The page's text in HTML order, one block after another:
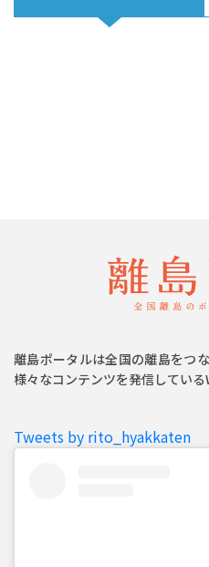
離島ポータルは全国の離島をつ
様々なコンテンツを発信してい
Tweets by rito_hyakkaten